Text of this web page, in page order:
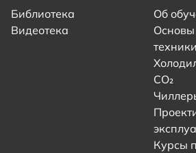
Библиотека
Видеотека
Об
Основы
техники
CO₂
Курсы